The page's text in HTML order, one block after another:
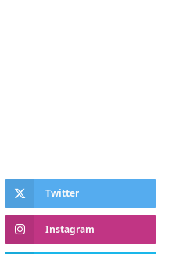
Twitter
Instagram